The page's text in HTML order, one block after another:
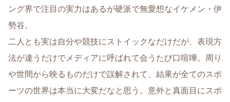
ング界で注目の実力はあるが硬派で無愛想なイケメン・伊
勢谷。
二人とも実は自分や競技にストイックなだけだが、表現方
法が違うだけでメディアに呼ばれて会うたび口喧嘩。周り
や世間から映るものだけで誤解されて、結果が全てのスポ
ーツの世界は本当に大変だなと思う。意外と真面目にスポ